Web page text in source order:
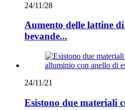
24/11/28
Aumento delle lattine
bevande...
24/11/21
Esistono due materiali